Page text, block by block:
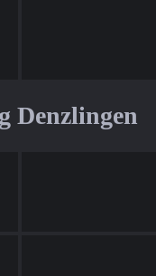
Denzlingen